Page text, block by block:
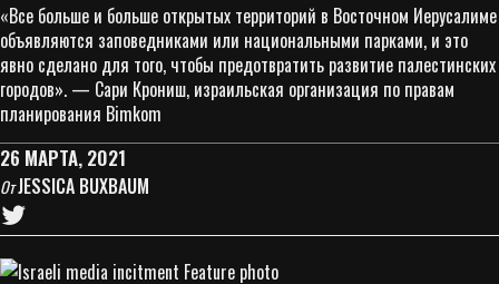
«Все больше и больше открытых территорий в Восточном Иерусалиме
объявляются заповедниками или национальными парками, и это
явно сделано для того, чтобы предотвратить развитие палестинских
городов». — Сари Крониш, израильская организация по правам
планирования Bimkom
26 МАРТА, 2021
ОтJESSICA BUXBAUM